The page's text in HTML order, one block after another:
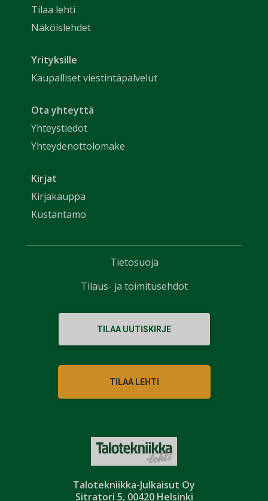
Talotekniikka-Julkaisut Oy
Sitratori 5, 00420 Helsinki
Tilaa lehti
Näköislehdet
Yrityksille
Kaupalliset viestintäpalvelut
Ota yhteyttä
Yhteystiedot
Yhteydenottolomake
Kirjat
Kirjakauppa
Kustantamo
TILAA UUTISKIRJE
TILAA LEHTI
Tietosuoja
Tilaus- ja toimitusehdot